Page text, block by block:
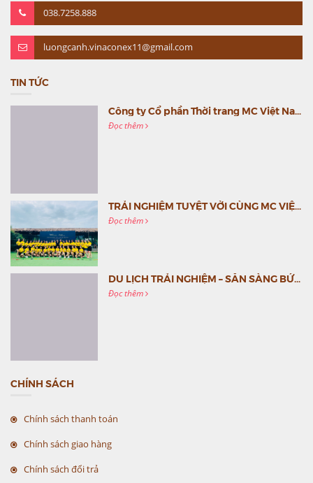
038.7258.888
luongcanh.vinaconex11@gmail.com
TIN TỨC
Công ty Cổ phần Thời trang MC Việt Nam (MC Fashion) tổ chức Gala mừng sinh nhật lần thứ 9
Đọc thêm
TRẢI NGHIỆM TUYỆT VỜI CÙNG MC VIỆT NAM
Đọc thêm
DU LỊCH TRẢI NGHIỆM – SẴN SÀNG BỨT PHÁ CÙNG MC VIỆT NAM
Đọc thêm
CHÍNH SÁCH
Chính sách thanh toán
Chính sách giao hàng
Chính sách đổi trả